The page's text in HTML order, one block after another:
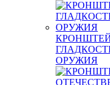
ОРУЖИЯ